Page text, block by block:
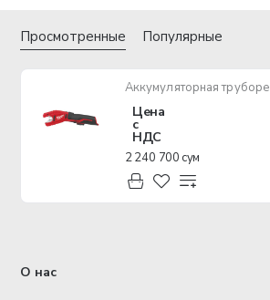
Просмотренные Популярные
Цена
с
НДС
2 240 700 сум
О нас